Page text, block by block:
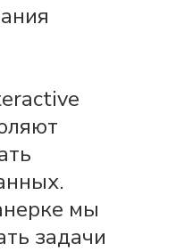
мы
задачи